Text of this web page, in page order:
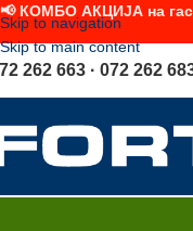
Skip to navigation
Skip to main content
262 663 · 072 262
📢 КОМБО АКЦИЈА на